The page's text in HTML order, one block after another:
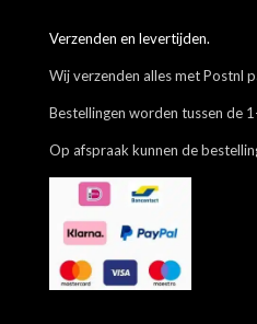
Verzenden en levertijden.
Wij verzenden alles met Postnl
Bestellingen worden tussen de
Op afspraak kunnen de